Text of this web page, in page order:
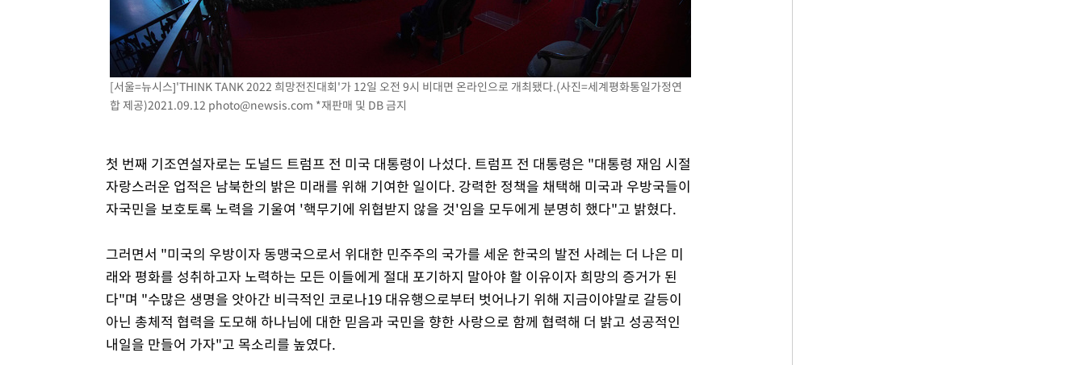
[서울=뉴시스]'THINK TANK 2022 희망전진대회'가 12일 오전 9시 비대면 온라인으로 개최됐다.(사진=세계평화통일가정연
합 제공)2021.09.12 photo@newsis.com *재판매 및 DB 금지
첫 번째 기조연설자로는 도널드 트럼프 전 미국 대통령이 나섰다. 트럼프 전 대통령은 "대통령 재임 시절
자랑스러운 업적은 남북한의 밝은 미래를 위해 기여한 일이다. 강력한 정책을 채택해 미국과 우방국들이
자국민을 보호토록 노력을 기울여 '핵무기에 위협받지 않을 것'임을 모두에게 분명히 했다"고 밝혔다.
그러면서 "미국의 우방이자 동맹국으로서 위대한 민주주의 국가를 세운 한국의 발전 사례는 더 나은 미
래와 평화를 성취하고자 노력하는 모든 이들에게 절대 포기하지 말아야 할 이유이자 희망의 증거가 된
다"며 "수많은 생명을 앗아간 비극적인 코로나19 대유행으로부터 벗어나기 위해 지금이야말로 갈등이
아닌 총체적 협력을 도모해 하나님에 대한 믿음과 국민을 향한 사랑으로 함께 협력해 더 밝고 성공적인
내일을 만들어 가자"고 목소리를 높였다.